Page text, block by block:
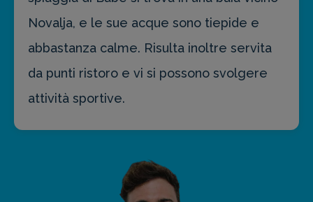
Novalja, e le sue acque sono tiepide e
abbastanza calme. Risulta inoltre servita
da punti ristoro e vi si possono svolgere
attività sportive.